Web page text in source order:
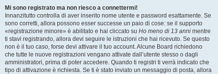
Mi sono registrato ma non riesco a connettermi!
Innanzitutto controlla di aver inserito nome utente e password esattamente. Se
sono corretti, allora possono esser successe un paio di cose: se il supporto
«registrazione minore» è abilitato e hai cliccato su Ho meno di 13 anni mentre
ti stavi registrando, allora devi seguire le istruzioni che hai ricevuto. Se questo
non è il tuo caso, forse devi attivare il tuo account. Alcune Board richiedono
che tutte le nuove registrazioni vengano attivate dall’utente stesso o dagli
amministratori, prima di poter accedere. Quando ti registri ti verrà indicato che
tipo di attivazione è richiesta. Se ti è stato inviato un messaggio di posta, allora